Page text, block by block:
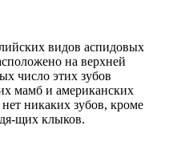
видов аспидовых
на верхней
число этих зубов
мамб и американских
никаких зубов, кроме
щих клыков.